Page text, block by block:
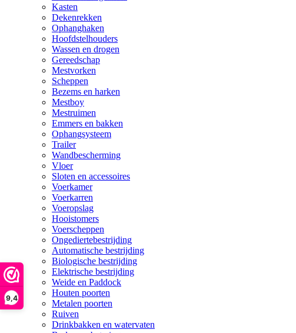
9,4
Kasten
Dekenrekken
Ophanghaken
Hoofdstelhouders
Wassen en drogen
Gereedschap
Mestvorken
Scheppen
Bezems en harken
Mestboy
Mestruimen
Emmers en bakken
Ophangsysteem
Trailer
Wandbescherming
Vloer
Sloten en accessoires
Voerkamer
Voerkarren
Voeropslag
Hooistomers
Voerscheppen
Ongediertebestrijding
Automatische bestrijding
Biologische bestrijding
Elektrische bestrijding
Weide en Paddock
Houten poorten
Metalen poorten
Ruiven
Drinkbakken en watervaten